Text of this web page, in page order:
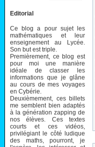
Editorial
Ce blog a pour sujet les
mathématiques et leur
enseignement au Lycée.
Son but est triple.
Premièrement, ce blog est
pour moi une manière
idéale de classer les
informations que je glâne
au cours de mes voyages
en Cybérie.
Deuxièmement, ces billets
me semblent bien adaptés
à la génération zapping de
nos élèves. Ces textes
courts et ces vidéos,
privilégiant le côté ludique
des maths, pourront, je